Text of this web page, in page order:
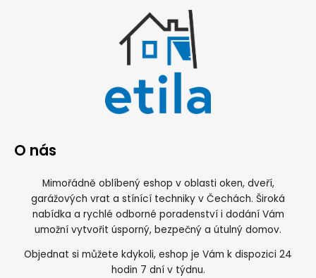
O nás
Mimořádně oblíbený eshop v oblasti oken, dveří,
garážových vrat a stínící techniky v Čechách. Široká
nabídka a rychlé odborné poradenství i dodání Vám
umožní vytvořit úsporný, bezpečný a útulný domov.
Objednat si můžete kdykoli, eshop je Vám k dispozici 24
hodin 7 dní v týdnu.